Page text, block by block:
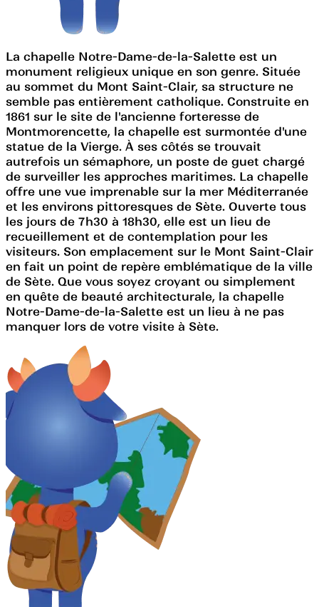
La chapelle Notre-Dame-de-la-Salette est un
monument religieux unique en son genre. Située
au sommet du Mont Saint-Clair, sa structure ne
semble pas entièrement catholique. Construite en
1861 sur le site de l'ancienne forteresse de
Montmorencette, la chapelle est surmontée d'une
statue de la Vierge. À ses côtés se trouvait
autrefois un sémaphore, un poste de guet chargé
de surveiller les approches maritimes. La chapelle
offre une vue imprenable sur la mer Méditerranée
et les environs pittoresques de Sète. Ouverte tous
les jours de 7h30 à 18h30, elle est un lieu de
recueillement et de contemplation pour les
visiteurs. Son emplacement sur le Mont Saint-Clair
en fait un point de repère emblématique de la ville
de Sète. Que vous soyez croyant ou simplement
en quête de beauté architecturale, la chapelle
Notre-Dame-de-la-Salette est un lieu à ne pas
manquer lors de votre visite à Sète.